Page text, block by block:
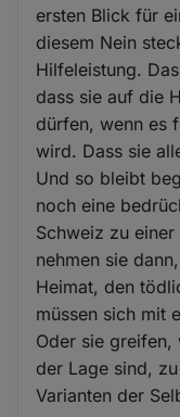
ersten Blick für
diesem Nein
Hilfeleistung.
dass sie auf die
dürfen, wenn es
wird. Dass sie
Und so bleibt
noch eine
Schweiz zu
nehmen sie
Heimat, den
müssen sich mit
Oder sie greifen,
der Lage sind,
Varianten der